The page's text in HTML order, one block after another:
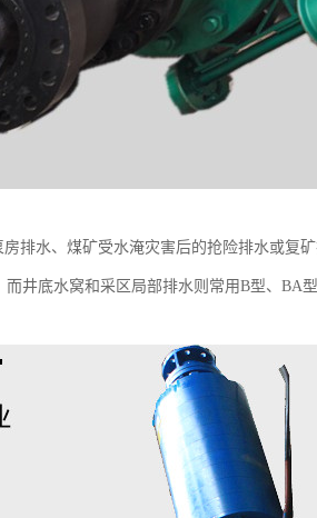
排水、煤矿受水淹灾害后的抢险排水或复
而井底水窝和采区局部排水则常用B型、BA